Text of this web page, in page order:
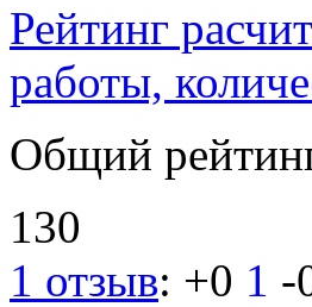
Рейтинг
работы,
Общий
130
1 отзыв: +0 1 -